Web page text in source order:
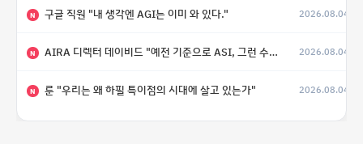
N 구글 직원 "내 생각엔 AGI는 이미 와 있다." 2026.08.04
N AIRA 디렉터 데이비드 "예전 기준으로 ASI, 그런 수준은 바로 다음 분기에 온다" 2026.08.04
N 룬 "우리는 왜 하필 특이점의 시대에 살고 있는가" 2026.08.04